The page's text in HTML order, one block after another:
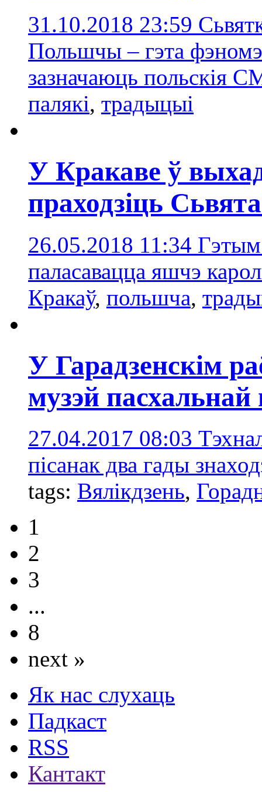
31.10.2018 23:59
Польшчы – гэта
зазначаюць польскія
палякі, традыцыі
У Кракаве ў
праходзіць
26.05.2018 11:34 Гэтым
паласавацца яшчэ
Кракаў, польшча,
У Гарадзенскім
музэй пасхальнай
27.04.2017 08:03
пісанак два гады
tags: Вялікдзень,
1
2
3
...
8
next »
Як нас слухаць
Падкаст
RSS
Кантакт